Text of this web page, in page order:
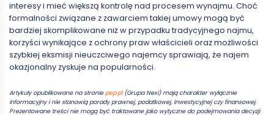
interesy i mieć większą kontrolę nad procesem wynajmu. Choć
formalności związane z zawarciem takiej umowy mogą być
bardziej skomplikowane niż w przypadku tradycyjnego najmu,
korzyści wynikające z ochrony praw właścicieli oraz możliwości
szybkiej eksmisji nieuczciwego najemcy sprawiają, że najem
okazjonalny zyskuje na popularności.
Artykuły opublikowane na stroniepep.pl(Grupa Nexi) mają charakter wyłącznie
informacyjny i nie stanowią porady prawnej, podatkowej, inwestycyjnej czy finansowej.
Prezentowane treści nie mogą być traktowane jako wytyczne do podejmowania decyzji